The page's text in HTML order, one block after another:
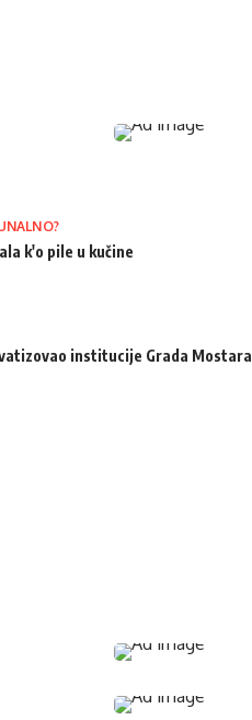
k'o pile u kučine
institucije Grada Mostara